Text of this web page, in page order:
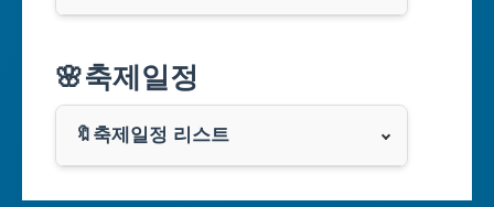
대구광역시
인천광역시
광주광역시
대전광역시
쿠팡
클룩
🌸축제일정
🔖축제일정 리스트